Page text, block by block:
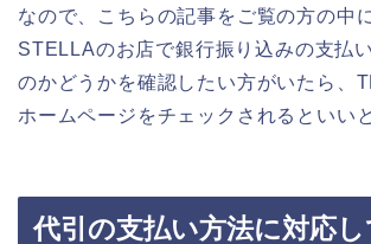
なので、こちらの記事をご覧の方の中
STELLAのお店で銀行振り込みの支払
のかどうかを確認したい方がいたら、
ホームページをチェックされるといい
代引の支払い方法に対応